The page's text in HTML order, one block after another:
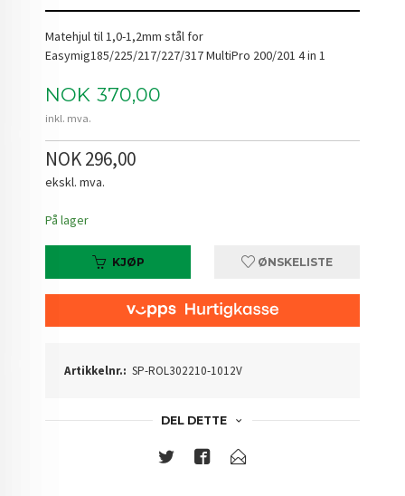
Matehjul til 1,0-1,2mm stål for
Easymig185/225/217/227/317 MultiPro 200/201 4 in 1
Pris
NOK 370,00
inkl. mva.
NOK 296,00
ekskl. mva.
På lager
KJØP ØNSKELISTE
Artikkelnr.: SP-ROL302210-1012V
DEL DETTE